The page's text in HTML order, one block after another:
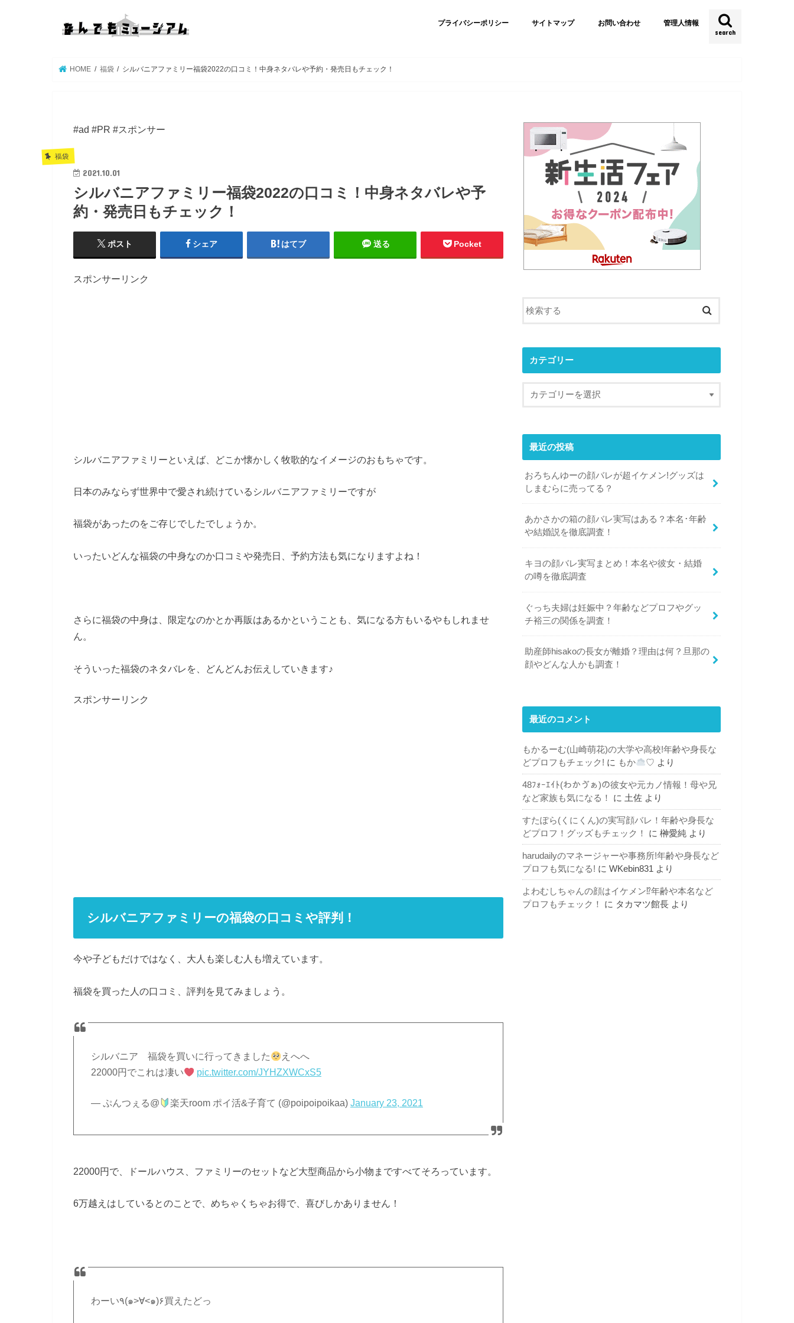
search
プライバシーポリシー サイトマップ お問い合わせ 管理人情報
HOME 福袋 シルバニアファミリー福袋2022の口コミ！中身ネタバレや予約・発売日もチェック！
#ad #PR #スポンサー
福袋
2021.10.01
シルバニアファミリー福袋2022の口コミ！中身ネタバレや予
約・発売日もチェック！
ポスト シェア はてブ 送る Pocket
スポンサーリンク
シルバニアファミリーといえば、どこか懐かしく牧歌的なイメージのおもちゃです。
日本のみならず世界中で愛され続けているシルバニアファミリーですが
福袋があったのをご存じでしたでしょうか。
いったいどんな福袋の中身なのか口コミや発売日、予約方法も気になりますよね！
さらに福袋の中身は、限定なのかとか再販はあるかということも、気になる方もいるやもしれませ
ん。
そういった福袋のネタバレを、どんどんお伝えしていきます♪
スポンサーリンク
シルバニアファミリーの福袋の口コミや評判！
今や子どもだけではなく、大人も楽しむ人も増えています。
福袋を買った人の口コミ、評判を見てみましょう。
シルバニア 福袋を買いに行ってきました
えへへ
22000円でこれは凄い
pic.twitter.com/JYHZXWCxS5
— ぷんつぇる@ 楽天room ポイ活&子育て (@poipoipoikaa) January 23, 2021
22000円で、ドールハウス、ファミリーのセットなど大型商品から小物まですべてそろっています。
6万越えはしているとのことで、めちゃくちゃお得で、喜びしかありません！
わーい٩(๑>∀<๑)۶買えたどっ
カテゴリー
最近の投稿
おろちんゆーの顔バレが超イケメン!グッズは
しまむらに売ってる？
あかさかの箱の顔バレ実写はある？本名･年齢
や結婚説を徹底調査！
キヨの顔バレ実写まとめ！本名や彼女・結婚
の噂を徹底調査
ぐっち夫婦は妊娠中？年齢などプロフやグッ
チ裕三の関係を調査！
助産師hisakoの長女が離婚？理由は何？旦那の
顔やどんな人かも調査！
最近のコメント
もかるーむ(山崎萌花)の大学や高校!年齢や身長な
どプロフもチェック! に もか ♡ より
48ﾌｫｰｴｲﾄ(わかゔぁ)の彼女や元カノ情報！母や兄
など家族も気になる！
に 土佐 より
すたぽら(くにくん)の実写顔バレ！年齢や身長な
どプロフ！グッズもチェック！
に 榊愛純 より
harudailyのマネージャーや事務所!年齢や身長など
プロフも気になる! に WKebin831 より
よわむしちゃんの顔はイケメン⁉年齢や本名など
プロフもチェック！
に タカマツ館長 より